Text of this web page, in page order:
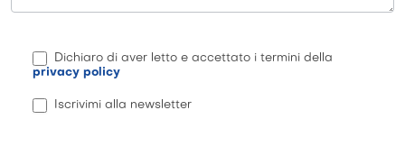
Dichiaro di aver letto e accettato i termini della
privacy policy
Iscrivimi alla newsletter